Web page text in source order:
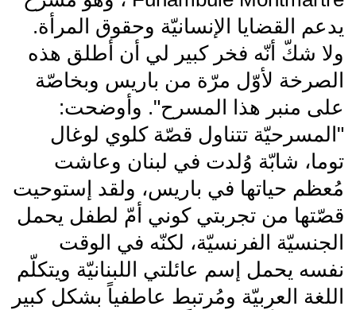
يدعم القضايا الإنسانيّة وحقوق المرأة.
ولا شكّ أنّه فخر كبير لي أن أطلق هذه
الصرخة لأوّل مرّة من باريس وبخاصّة
على منبر هذا المسرح". وأوضحت:
"المسرحيّة تتناول قصّة كلوي لوغال
توما، شابّة وُلدت في لبنان وعاشت
مُعظم حياتها في باريس، ولقد إستوحيت
قصّتها من تجربتي كوني أمّ لطفل يحمل
الجنسيّة الفرنسيّة، لكنّه في الوقت
نفسه يحمل إسم عائلتي اللبنانيّة ويتكلّم
اللغة العربيّة ومُرتبط عاطفياً بشكل كبير